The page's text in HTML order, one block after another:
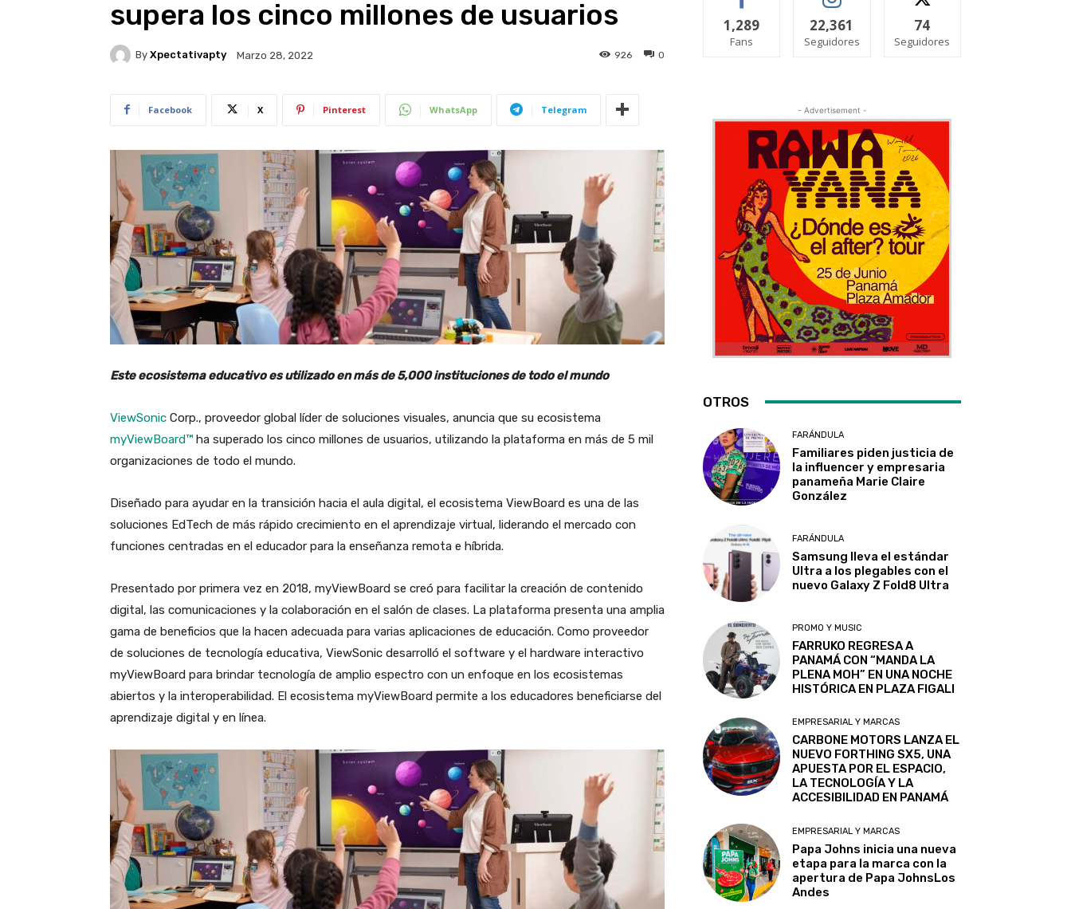
supera los cinco millones de usuarios
By Xpectativapty Marzo 28, 2022 0
926
Facebook X Pinterest WhatsApp Telegram
Este ecosistema educativo es utilizado en más de 5,000 instituciones de todo el mundo
ViewSonic Corp., proveedor global líder de soluciones visuales, anuncia que su ecosistema
myViewBoard™ ha superado los cinco millones de usuarios, utilizando la plataforma en más de 5 mil
organizaciones de todo el mundo.
Diseñado para ayudar en la transición hacia el aula digital, el ecosistema ViewBoard es una de las
soluciones EdTech de más rápido crecimiento en el aprendizaje virtual, liderando el mercado con
funciones centradas en el educador para la enseñanza remota e híbrida.
Presentado por primera vez en 2018, myViewBoard se creó para facilitar la creación de contenido
digital, las comunicaciones y la colaboración en el salón de clases. La plataforma presenta una amplia
gama de beneficios que la hacen adecuada para varias aplicaciones de educación. Como proveedor
de soluciones de tecnología educativa, ViewSonic desarrolló el software y el hardware interactivo
myViewBoard para brindar tecnología de amplio espectro con un enfoque en los ecosistemas
abiertos y la interoperabilidad. El ecosistema myViewBoard permite a los educadores beneficiarse del
aprendizaje digital y en línea.
1,289
Fans
22,361
Seguidores
74
Seguidores
- Advertisement -
OTROS
FARÁNDULA
Familiares piden justicia de
la influencer y empresaria
panameña Marie Claire
González
FARÁNDULA
Samsung lleva el estándar
Ultra a los plegables con el
nuevo Galaxy Z Fold8 Ultra
PROMO Y MUSIC
FARRUKO REGRESA A
PANAMÁ CON “MANDA LA
PLENA MOH” EN UNA NOCHE
HISTÓRICA EN PLAZA FIGALI
EMPRESARIAL Y MARCAS
CARBONE MOTORS LANZA EL
NUEVO FORTHING SX5, UNA
APUESTA POR EL ESPACIO,
LA TECNOLOGÍA Y LA
ACCESIBILIDAD EN PANAMÁ
EMPRESARIAL Y MARCAS
Papa Johns inicia una nueva
etapa para la marca con la
apertura de Papa JohnsLos
Andes